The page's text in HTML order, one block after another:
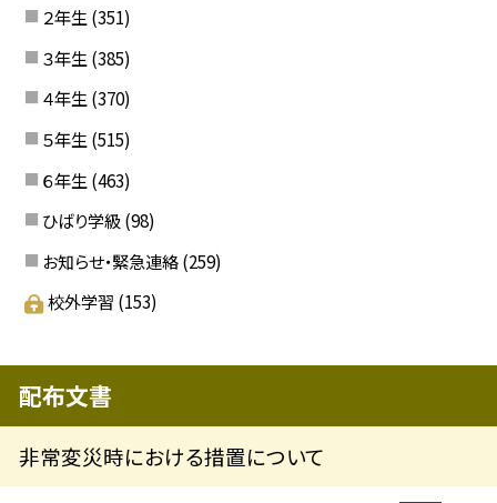
２年生 (351)
３年生 (385)
４年生 (370)
５年生 (515)
６年生 (463)
ひばり学級 (98)
お知らせ・緊急連絡 (259)
校外学習 (153)
配布文書
非常変災時における措置について